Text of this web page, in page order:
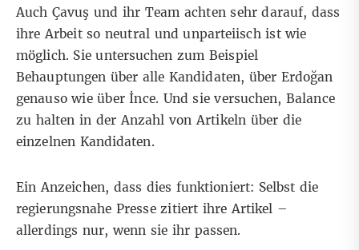
Auch Çavuş und ihr Team achten sehr darauf, dass
ihre Arbeit so neutral und unparteiisch ist wie
möglich. Sie untersuchen zum Beispiel
Behauptungen über alle Kandidaten, über Erdoğan
genauso wie über İnce. Und sie versuchen, Balance
zu halten in der Anzahl von Artikeln über die
einzelnen Kandidaten.
Ein Anzeichen, dass dies funktioniert: Selbst die
regierungsnahe Presse zitiert ihre Artikel –
allerdings nur, wenn sie ihr passen.